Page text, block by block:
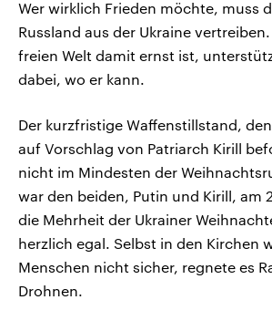
Wer wirklich Frieden möchte, muss
Russland aus der Ukraine
freien Welt damit ernst ist,
dabei, wo er kann.
Der kurzfristige Waffenstillstand,
auf Vorschlag von Patriarch Kirill
nicht im Mindesten der
war den beiden, Putin und Kirill, am
die Mehrheit der Ukrainer
herzlich egal. Selbst in den Kirchen
Menschen nicht sicher, regnete es
Drohnen.